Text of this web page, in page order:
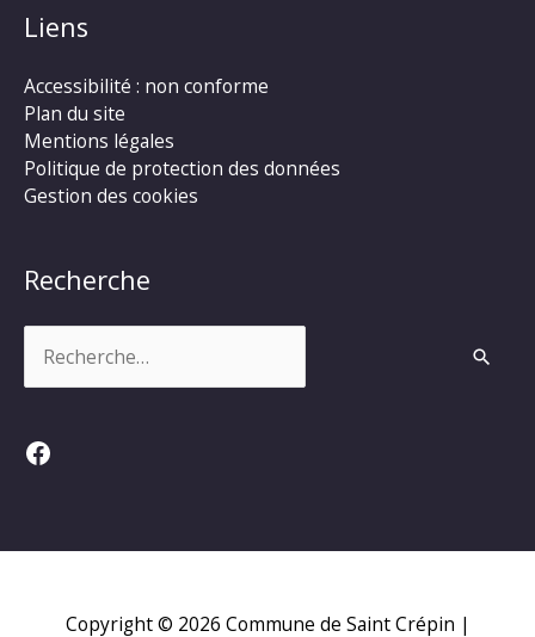
Liens
Accessibilité : non conforme
Plan du site
Mentions légales
Politique de protection des données
Gestion des cookies
Recherche
Facebook
Copyright © 2026 Commune de Saint Crépin |